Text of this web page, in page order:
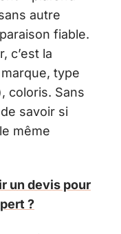
autre
fiable.
c’est la
marque, type
coloris. Sans
savoir si
même
un devis pour
?